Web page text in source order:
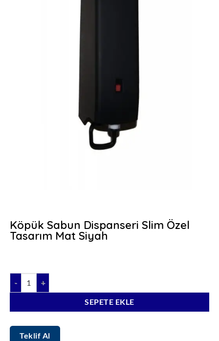
Köpük Sabun Dispanseri Slim Özel
Tasarım Mat Siyah
SEPETE EKLE
Teklif Al